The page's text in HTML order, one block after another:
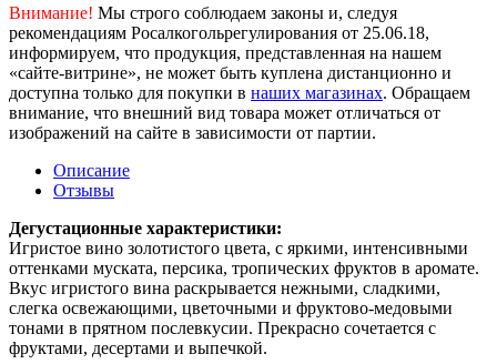
Внимание! Мы строго соблюдаем законы и, следуя
рекомендациям Росалкогольрегулирования от 25.06.18,
информируем, что продукция, представленная на нашем
«сайте-витрине», не может быть куплена дистанционно и
доступна только для покупки в наших магазинах. Обращаем
внимание, что внешний вид товара может отличаться от
изображений на сайте в зависимости от партии.
Описание
Отзывы
Дегустационные характеристики:
Игристое вино золотистого цвета, с яркими, интенсивными
оттенками муската, персика, тропических фруктов в аромате.
Вкус игристого вина раскрывается нежными, сладкими,
слегка освежающими, цветочными и фруктово-медовыми
тонами в прятном послевкусии. Прекрасно сочетается с
фруктами, десертами и выпечкой.